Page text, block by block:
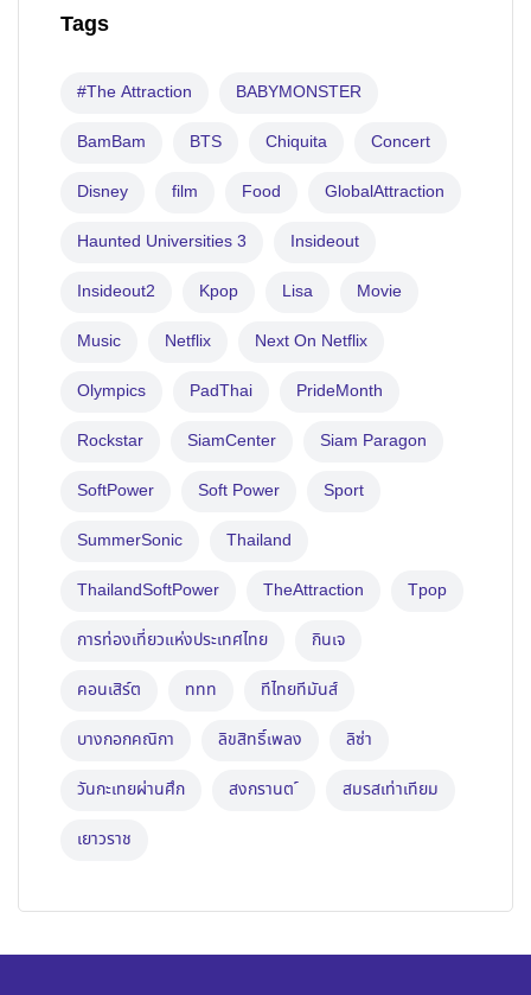
Tags
#The Attraction BABYMONSTER
BamBam BTS Chiquita Concert
Disney film Food GlobalAttraction
Haunted Universities 3 Insideout
Insideout2 Kpop Lisa Movie
Music Netflix Next On Netflix
Olympics PadThai PrideMonth
Rockstar SiamCenter Siam Paragon
SoftPower Soft Power Sport
SummerSonic Thailand
ThailandSoftPower TheAttraction Tpop
การท่องเที่ยวแห่งประเทศไทย กินเจ
คอนเสิร์ต ททท ทีไทยทีมันส์
บางกอกคณิกา ลิขสิทธิ์เพลง ลิซ่า
วันกะเทยผ่านศึก สงกรานต ์ สมรสเท่าเทียม
เยาวราช